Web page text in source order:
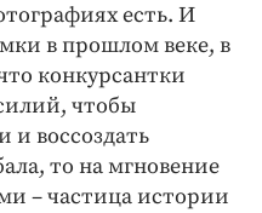
есть. И
в прошлом веке, в
конкурсантки
чтобы
и воссоздать
то на мгновение
– частица истории